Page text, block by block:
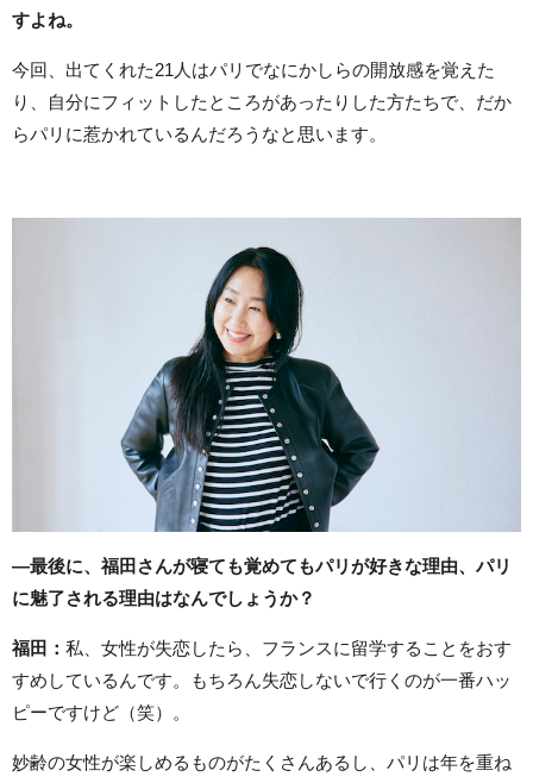
すよね。
今回、出てくれた21人はパリでなにかしらの開放感を覚えた
り、自分にフィットしたところがあったりした方たちで、だか
らパリに惹かれているんだろうなと思います。
―最後に、福田さんが寝ても覚めてもパリが好きな理由、パリ
に魅了される理由はなんでしょうか？
福田： 私、女性が失恋したら、フランスに留学することをおす
すめしているんです。もちろん失恋しないで行くのが一番ハッ
ピーですけど（笑）。
妙齢の女性が楽しめるものがたくさんあるし、パリは年を重ね